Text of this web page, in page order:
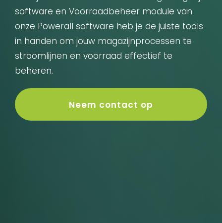
software en Voorraadbeheer module van
onze Powerall software heb je de juiste tools
in handen om jouw magazijnprocessen te
stroomlijnen en voorraad effectief te
beheren.
Neem contact op